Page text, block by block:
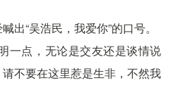
出“吴浩民，我爱你”的口号。
一点，无论是交友还是谈情说
不要在这里惹是生非，不然我